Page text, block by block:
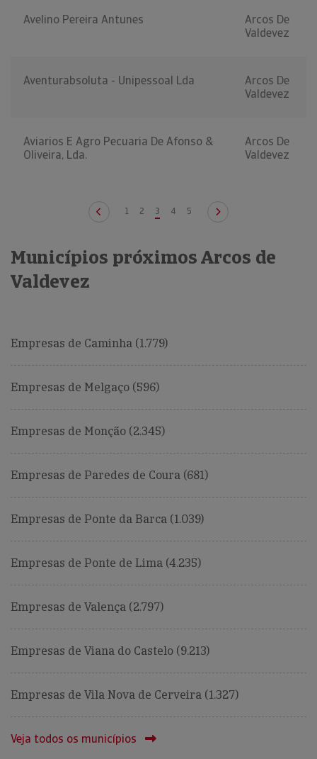
Avelino Pereira Antunes
Arcos De
Valdevez
Aventurabsoluta - Unipessoal Lda
Arcos De
Valdevez
Aviarios E Agro Pecuaria De Afonso &
Oliveira, Lda.
Arcos De
Valdevez
1 2 3 4 5
Municípios próximos Arcos de
Valdevez
Empresas de Caminha (1.779)
Empresas de Melgaço (596)
Empresas de Monção (2.345)
Empresas de Paredes de Coura (681)
Empresas de Ponte da Barca (1.039)
Empresas de Ponte de Lima (4.235)
Empresas de Valença (2.797)
Empresas de Viana do Castelo (9.213)
Empresas de Vila Nova de Cerveira (1.327)
Veja todos os municípios